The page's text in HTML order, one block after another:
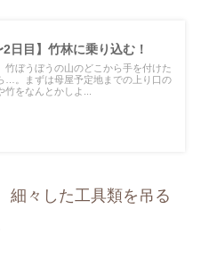
2日目】竹林に乗り込む！
竹ぼうぼうの山のどこから手を付けた
…。まずは母屋予定地までの上り口の
竹をなんとかしよ...
細々した工具類を吊る